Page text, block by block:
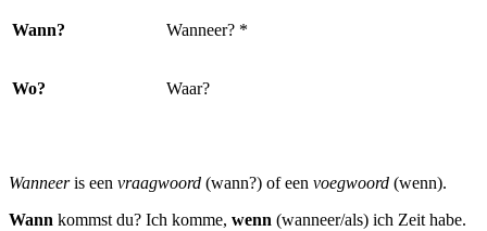
Wann? Wanneer? *
Wo? Waar?
Wanneeris een vraagwoord (wann?) of een voegwoord (wenn).
Wann kommst du? Ich komme, wenn (wanneer/als) ich Zeit habe.